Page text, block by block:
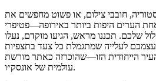
חובבי צילום, או פשוט מחפשים את
הערים היפות ביותר באירופה—פטיפרי
שלכם. תכננו מראש, הגיעו מוקדם, נעלו
עצמכם לעלייה שמתגמלת כל צעד בתצפיות
הייחודית הזו—שהוכרזה כאתר מורשת
עולמית של אונסק״ו.